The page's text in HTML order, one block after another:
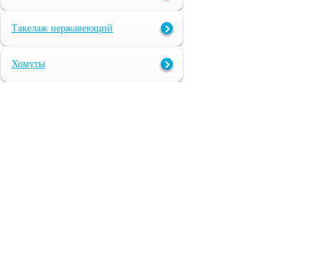
Такелаж нержавеющий
Хомуты